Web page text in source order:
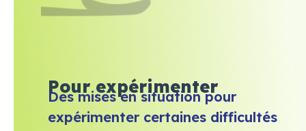
Pour expérimenter
Des mises en situation pour
expérimenter certaines difficultés